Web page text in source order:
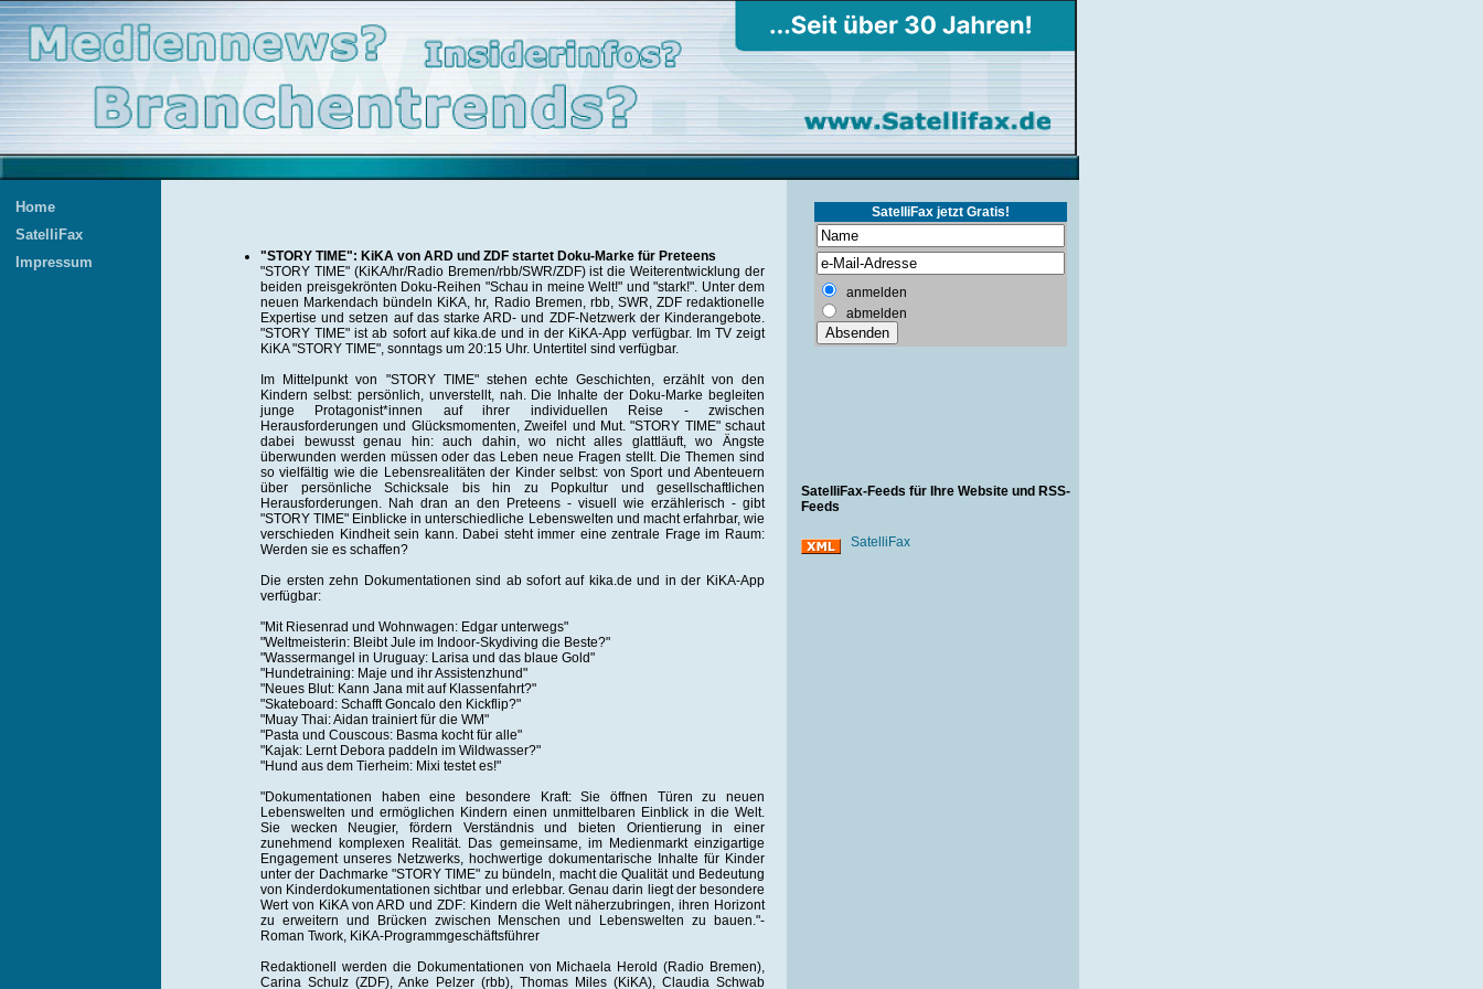
Home
SatelliFax
Impressum
"STORY TIME": KiKA von ARD und ZDF startet Doku-Marke für Preteens
"STORY TIME" (KiKA/hr/Radio Bremen/rbb/SWR/ZDF) ist die Weiterentwicklung der
beiden preisgekrönten Doku-Reihen "Schau in meine Welt!" und "stark!". Unter dem
neuen Markendach bündeln KiKA, hr, Radio Bremen, rbb, SWR, ZDF redaktionelle
Expertise und setzen auf das starke ARD- und ZDF-Netzwerk der Kinderangebote.
"STORY TIME" ist ab sofort auf kika.de und in der KiKA-App verfügbar. Im TV zeigt
KiKA "STORY TIME", sonntags um 20:15 Uhr. Untertitel sind verfügbar.
Im Mittelpunkt von "STORY TIME" stehen echte Geschichten, erzählt von den
Kindern selbst: persönlich, unverstellt, nah. Die Inhalte der Doku-Marke begleiten
junge Protagonist*innen auf ihrer individuellen Reise - zwischen
Herausforderungen und Glücksmomenten, Zweifel und Mut. "STORY TIME" schaut
dabei bewusst genau hin: auch dahin, wo nicht alles glattläuft, wo Ängste
überwunden werden müssen oder das Leben neue Fragen stellt. Die Themen sind
so vielfältig wie die Lebensrealitäten der Kinder selbst: von Sport und Abenteuern
über persönliche Schicksale bis hin zu Popkultur und gesellschaftlichen
Herausforderungen. Nah dran an den Preteens - visuell wie erzählerisch - gibt
"STORY TIME" Einblicke in unterschiedliche Lebenswelten und macht erfahrbar, wie
verschieden Kindheit sein kann. Dabei steht immer eine zentrale Frage im Raum:
Werden sie es schaffen?
Die ersten zehn Dokumentationen sind ab sofort auf kika.de und in der KiKA-App
verfügbar:
"Mit Riesenrad und Wohnwagen: Edgar unterwegs"
"Weltmeisterin: Bleibt Jule im Indoor-Skydiving die Beste?"
"Wassermangel in Uruguay: Larisa und das blaue Gold"
"Hundetraining: Maje und ihr Assistenzhund"
"Neues Blut: Kann Jana mit auf Klassenfahrt?"
"Skateboard: Schafft Goncalo den Kickflip?"
"Muay Thai: Aidan trainiert für die WM"
"Pasta und Couscous: Basma kocht für alle"
"Kajak: Lernt Debora paddeln im Wildwasser?"
"Hund aus dem Tierheim: Mixi testet es!"
"Dokumentationen haben eine besondere Kraft: Sie öffnen Türen zu neuen
Lebenswelten und ermöglichen Kindern einen unmittelbaren Einblick in die Welt.
Sie wecken Neugier, fördern Verständnis und bieten Orientierung in einer
zunehmend komplexen Realität. Das gemeinsame, im Medienmarkt einzigartige
Engagement unseres Netzwerks, hochwertige dokumentarische Inhalte für Kinder
unter der Dachmarke "STORY TIME" zu bündeln, macht die Qualität und Bedeutung
von Kinderdokumentationen sichtbar und erlebbar. Genau darin liegt der besondere
Wert von KiKA von ARD und ZDF: Kindern die Welt näherzubringen, ihren Horizont
zu erweitern und Brücken zwischen Menschen und Lebenswelten zu bauen."-
Roman Twork, KiKA-Programmgeschäftsführer
Redaktionell werden die Dokumentationen von Michaela Herold (Radio Bremen),
Carina Schulz (ZDF), Anke Pelzer (rbb), Thomas Miles (KiKA), Claudia Schwab
SatelliFax jetzt Gratis!
anmelden
abmelden
SatelliFax-Feeds für Ihre Website und RSS-
Feeds
SatelliFax